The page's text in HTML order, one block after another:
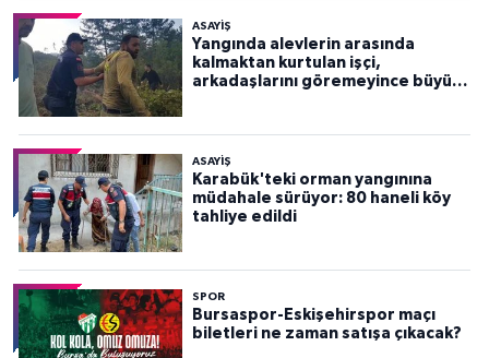
ASAYİŞ
Yangında alevlerin arasında
kalmaktan kurtulan işçi,
arkadaşlarını göremeyince büyük
ASAYİŞ
Karabük'teki orman yangınına
müdahale sürüyor: 80 haneli köy
tahliye edildi
SPOR
Bursaspor-Eskişehirspor maçı
biletleri ne zaman satışa çıkacak?